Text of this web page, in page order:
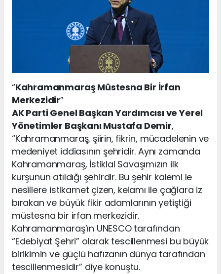
“Kahramanmaraş Müstesna Bir İrfan
Merkezidir”
AK Parti Genel Başkan Yardımcısı ve Yerel
Yönetimler Başkanı Mustafa Demir,
“Kahramanmaraş, şiirin, fikrin, mücadelenin ve
medeniyet iddiasının şehridir. Aynı zamanda
Kahramanmaraş, İstiklal Savaşımızın ilk
kurşunun atıldığı şehirdir. Bu şehir kalemi le
nesillere istikamet çizen, kelamı ile çağlara iz
bırakan ve büyük fikir adamlarının yetiştiği
müstesna bir irfan merkezidir.
Kahramanmaraş’ın UNESCO tarafından
“Edebiyat Şehri” olarak tescillenmesi bu büyük
birikimin ve güçlü hafızanın dünya tarafından
tescillenmesidir” diye konuştu.